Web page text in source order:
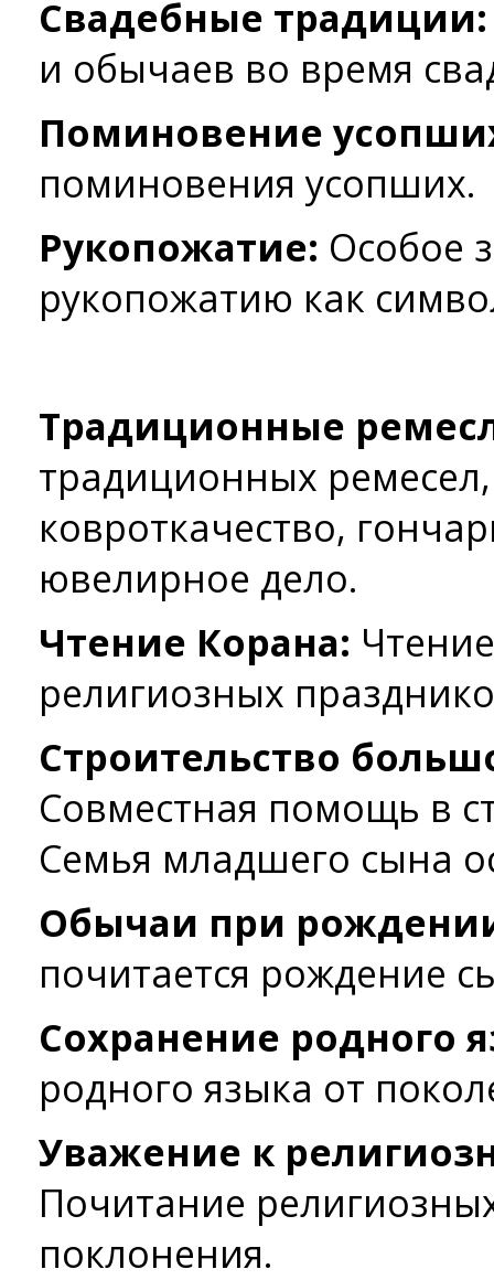
Свадебные традиции:
и обычаев во время
Поминовение
поминовения усопших.
Рукопожатие: Особое
рукопожатию как
Традиционные
традиционных ремесел,
ковроткачество,
ювелирное дело.
Чтение Корана:
религиозных
Строительство
Совместная помощь в
Семья младшего сына
Обычаи при
почитается рождение
Сохранение родного
родного языка от
Уважение к
Почитание
поклонения.